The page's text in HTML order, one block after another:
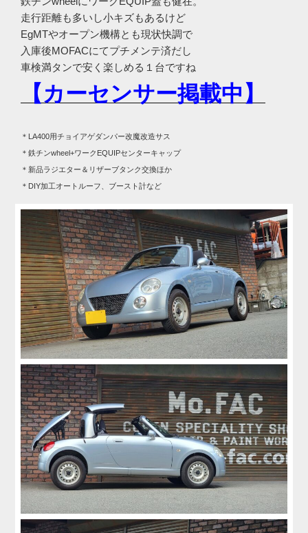
走行距離も多いし小キズもあるけど
EgMTやオープン機構とも現状快調で
入庫後MOFACにてプチメンテ済だし
車検満タンで安く楽しめる１台ですね
【カーセンサー掲載中】
＊LA400用チョイアゲダンパー改魔改造サス
＊鉄チンwheel+ワークEQUIPセンターキャップ
＊新品ラジエター＆リザーブタンク交換ほか
＊DIY加工オートルーフ、ブースト計など